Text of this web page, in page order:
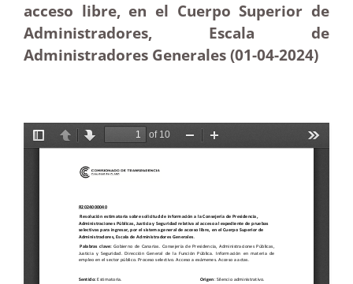
acceso libre, en el Cuerpo Superior de
Administradores, Escala de
Administradores Generales (01-04-2024)